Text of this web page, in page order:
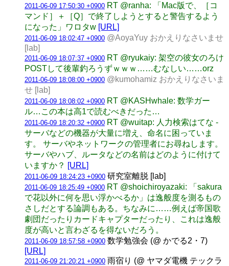
2011-06-09 17:50:30 +0900 RT @ranha: 「Mac版で、［コ
マンド］＋［Q］で終了しようとすると警告するよう
になった」ワロタw [URL]
2011-06-09 18:02:47 +0900 @AoyaYuy おかえりなさいませ
[lab]
2011-06-09 18:07:37 +0900 RT @ryukaiy: 架空の彼女のろけ
POSTして後輩釣ろうずｗｗｗ……むなしい……orz
2011-06-09 18:08:00 +0900 @kumohamiz おかえりなさいま
せ [lab]
2011-06-09 18:08:02 +0900 RT @KASHwhale: 数学ガー
ル…この本は高1で読むべきだった…
2011-06-09 18:20:32 +0900 RT @wuitap: 人力検索はてな -
サーバなどの機器が大量に増え、命名に困っていま
す。 サーバやネットワークの管理者にお尋ねします。
サーバやハブ、ルータなどの名前はどのように付けて
いますか？ [URL]
2011-06-09 18:24:23 +0900 研究室離脱 [lab]
2011-06-09 18:25:49 +0900 RT @shoichiroyazaki: 「sakura
で花以外に何を思い浮かべるか」は逸般度を測るもの
さしだとする論調もある。ちなみに……例えば帝国歌
劇団だったりカードキャプターだったり、これは逸般
度が高いと言わざるを得ないだろう。
2011-06-09 18:57:58 +0900 数学勉強会 (@ かでる2・7)
[URL]
2011-06-09 21:20:21 +0900 雨宿り (@ ヤマダ電機 テックラ